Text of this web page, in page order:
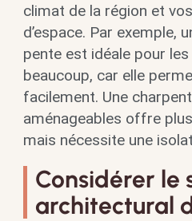
climat de la région et
d’espace. Par exemple,
pente est idéale pour
beaucoup, car elle
facilement. Une
aménageables offre
mais nécessite une
Considérer le
architectural